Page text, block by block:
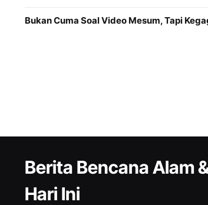
Bukan Cuma Soal Video Mesum, Tapi
Berita Bencana Alam
Hari Ini